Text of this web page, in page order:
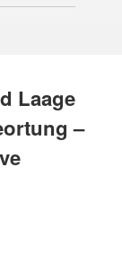
Laage
–